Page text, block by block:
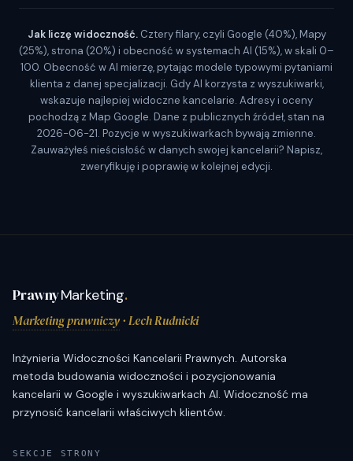
Jak liczę widoczność.Cztery filary, czyli Google (40%), Mapy
(25%), strona (20%) i obecność w systemach AI (15%), w skali 0–
100. Obecność w AI mierzę, pytając modele typowymi pytaniami
klienta z danej specjalizacji. Gdy AI korzysta z wyszukiwarki,
wskazuje najlepiej widoczne kancelarie. Adresy i oceny
pochodzą z Map Google. Dane z publicznych źródeł, stan na
2026-06-21. Pozycje w wyszukiwarkach bywają zmienne.
Zauważyłeś nieścisłość w danych swojej kancelarii? Napisz,
zweryfikuję i poprawię w kolejnej edycji.
PrawnyMarketing.
Marketing prawniczy· Lech Rudnicki
Inżynieria Widoczności Kancelarii Prawnych. Autorska
metoda budowania widoczności i pozycjonowania
kancelarii w Google i wyszukiwarkach AI. Widoczność ma
przynosić kancelarii właściwych klientów.
SEKCJE STRONY